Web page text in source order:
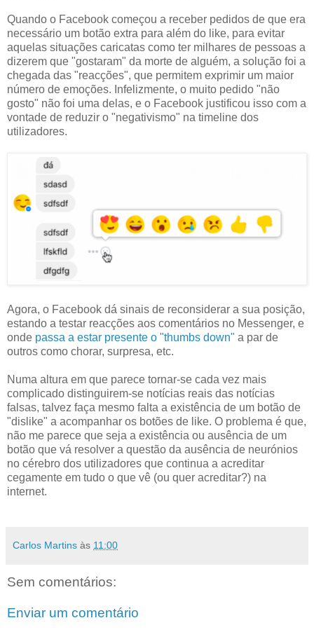
Quando o Facebook começou a receber pedidos de que era
necessário um botão extra para além do like, para evitar
aquelas situações caricatas como ter milhares de pessoas a
dizerem que "gostaram" da morte de alguém, a solução foi a
chegada das "reacções", que permitem exprimir um maior
número de emoções. Infelizmente, o muito pedido "não
gosto" não foi uma delas, e o Facebook justificou isso com a
vontade de reduzir o "negativismo" na timeline dos
utilizadores.
Agora, o Facebook dá sinais de reconsiderar a sua posição,
estando a testar reacções aos comentários no Messenger, e
onde passa a estar presente o "thumbs down" a par de
outros como chorar, surpresa, etc.
Numa altura em que parece tornar-se cada vez mais
complicado distinguirem-se notícias reais das notícias
falsas, talvez faça mesmo falta a existência de um botão de
"dislike" a acompanhar os botões de like. O problema é que,
não me parece que seja a existência ou ausência de um
botão que vá resolver a questão da ausência de neurónios
no cérebro dos utilizadores que continua a acreditar
cegamente em tudo o que vê (ou quer acreditar?) na
internet.
Carlos Martins às 11:00
Sem comentários:
Enviar um comentário